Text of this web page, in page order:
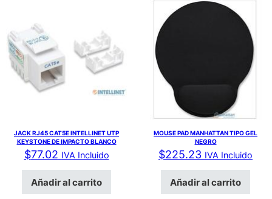
JACK RJ45 CAT5E INTELLINET UTP
KEYSTONE DE IMPACTO BLANCO
$77.02 IVA Incluido
Añadir al carrito
MOUSE PAD MANHATTAN TIPO GEL
NEGRO
$225.23 IVA Incluido
Añadir al carrito